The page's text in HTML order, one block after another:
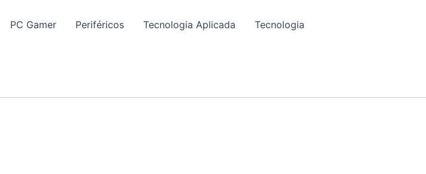
PC Gamer Periféricos Tecnologia Aplicada Tecnologia